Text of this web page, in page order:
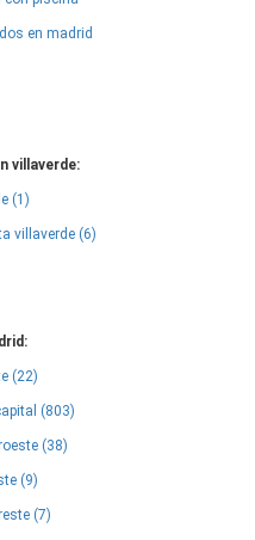
en madrid
villaverde:
(1)
villaverde (6)
(22)
(803)
(38)
(9)
(7)